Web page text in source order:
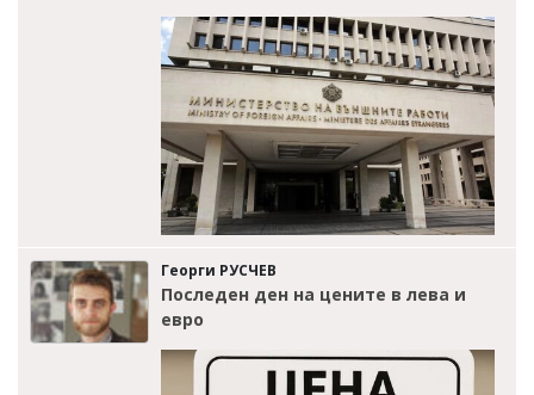
Георги РУСЧЕВ
Последен ден на цените в лева и
евро